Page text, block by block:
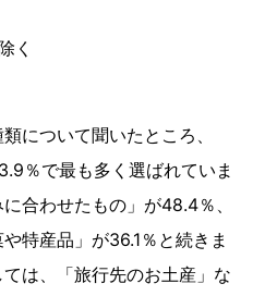
く
について聞いたところ、
％で最も多く選ばれていま
合わせたもの」が48.4％、
特産品」が36.1％と続きま
は、「旅行先のお土産」な